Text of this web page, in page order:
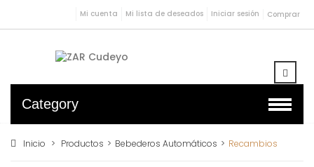
Mi cuenta Mi lista de deseados Comprar
Iniciar sesión
Category
Inicio > Productos > Bebederos Automáticos > Recambios